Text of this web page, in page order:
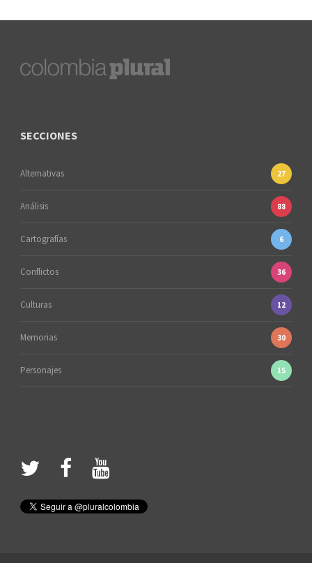
SECCIONES
Alternativas 27
Análisis 88
Cartografías 6
Conflictos 36
Culturas 12
Memorias 30
Personajes 15